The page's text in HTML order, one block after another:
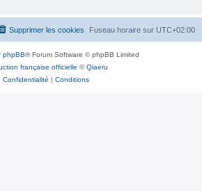
Fuseau horaire sur UTC+02:00
Supprimer les cookies
phpBB® Forum Software © phpBB Limited
française officielle ©Qiaeru
Confidentialité | Conditions